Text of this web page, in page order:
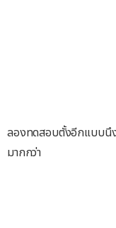
ลองทดสอบตั้งอีกแบบนึ
มากกว่า